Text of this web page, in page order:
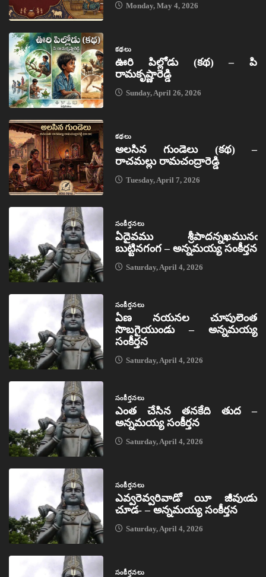
Monday, May 4, 2026
కథలు
ఊరి పిల్లోడు (కథ) – పి
రామకృష్ణారెడ్డి
Sunday, April 26, 2026
కథలు
అలసిన గుండెలు (కథ) –
రాచమల్లు రామచంద్రారెడ్డి
Tuesday, April 7, 2026
సంకీర్తనలు
ఏదైవము శ్రీపాదన్నఖమునఁ
బుట్టినగంగ – అన్నమయ్య సంకీర్తన
Saturday, April 4, 2026
సంకీర్తనలు
ఏణ నయనల చూపులెంత
సొబగైయుండు – అన్నమయ్య
సంకీర్తన
Saturday, April 4, 2026
సంకీర్తనలు
ఎంత చేసిన తనకేది తుద –
అన్నమయ్య సంకీర్తన
Saturday, April 4, 2026
సంకీర్తనలు
ఎవ్వరెవ్వరివాడో యీ జీవుఁడు
చూడ- – అన్నమయ్య సంకీర్తన
Saturday, April 4, 2026
సంకీర్తనలు